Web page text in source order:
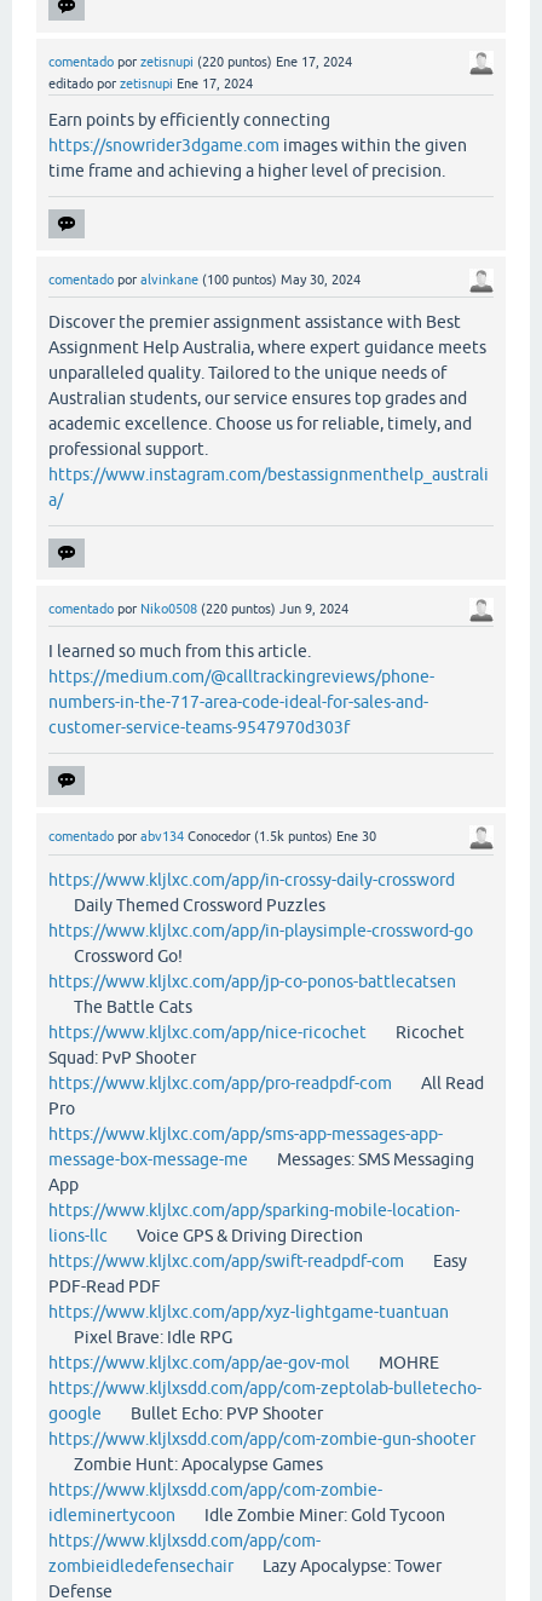
comentado por zetisnupi (220 puntos) Ene 17, 2024
editado por zetisnupi Ene 17, 2024
Earn points by efficiently connecting
https://snowrider3dgame.com images within the given
time frame and achieving a higher level of precision.
comentado por alvinkane (100 puntos) May 30, 2024
Discover the premier assignment assistance with Best
Assignment Help Australia, where expert guidance meets
unparalleled quality. Tailored to the unique needs of
Australian students, our service ensures top grades and
academic excellence. Choose us for reliable, timely, and
professional support.
https://www.instagram.com/bestassignmenthelp_australi
a/
comentado por Niko0508 (220 puntos) Jun 9, 2024
I learned so much from this article.
https://medium.com/@calltrackingreviews/phone-
numbers-in-the-717-area-code-ideal-for-sales-and-
customer-service-teams-9547970d303f
comentado por abv134 Conocedor (1.5k puntos) Ene 30
https://www.kljlxc.com/app/in-crossy-daily-crossword
Daily Themed Crossword Puzzles
https://www.kljlxc.com/app/in-playsimple-crossword-go
Crossword Go!
https://www.kljlxc.com/app/jp-co-ponos-battlecatsen
The Battle Cats
https://www.kljlxc.com/app/nice-ricochet Ricochet
Squad: PvP Shooter
https://www.kljlxc.com/app/pro-readpdf-com All Read
Pro
https://www.kljlxc.com/app/sms-app-messages-app-
message-box-message-me Messages: SMS Messaging
App
https://www.kljlxc.com/app/sparking-mobile-location-
lions-llc Voice GPS & Driving Direction
https://www.kljlxc.com/app/swift-readpdf-com Easy
PDF-Read PDF
https://www.kljlxc.com/app/xyz-lightgame-tuantuan
Pixel Brave: Idle RPG
https://www.kljlxc.com/app/ae-gov-mol MOHRE
https://www.kljlxsdd.com/app/com-zeptolab-bulletecho-
google Bullet Echo: PVP Shooter
https://www.kljlxsdd.com/app/com-zombie-gun-shooter
Zombie Hunt: Apocalypse Games
https://www.kljlxsdd.com/app/com-zombie-
idleminertycoon Idle Zombie Miner: Gold Tycoon
https://www.kljlxsdd.com/app/com-
zombieidledefensechairLazy Apocalypse: Tower
Defense